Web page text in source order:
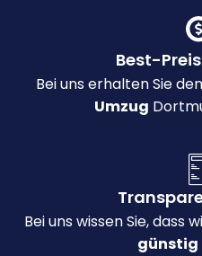
Best-
Bei uns erhalten Sie den
Umzug
Bei uns wissen Sie, dass
günstig